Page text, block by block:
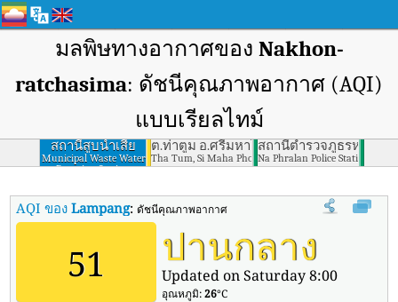
มลพิษทางอากาศของ Nakhon-
ratchasima: ดัชนีคุณภาพอากาศ (AQI)
แบบเรียลไทม์
สถานีสูบน้ำเสีย
เทศบาล
นครราชสีมา
Municipal Waste Water
Pumping Station,
ต.ท่าตูม อ.ศรีมหาโพธิ จ.ปราจีนบุรี
Tha Tum, Si Maha Phot, Prachin Buri
สถานีตำรวจภูธรหน้าพร
Na Phralan Police Station
AQI ของLampang:ดัชนีคุณภาพอากาศ (AQI) แบบเรียลไทม์ของ Lampang
51 ปานกลาง
Updated on Saturday 8:00
อุณหภูมิ:26°C